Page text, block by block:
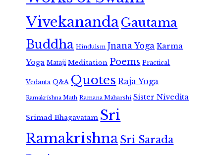
VivekanandaGautama
Buddha Hinduism Jnana Yoga Karma
Yoga Mataji Meditation Poems Practical
Vedanta Q&A Quotes Raja Yoga
Ramakrishna Math Ramana Maharshi Sister Nivedita
Srimad Bhagavatam Sri
RamakrishnaSri Sarada